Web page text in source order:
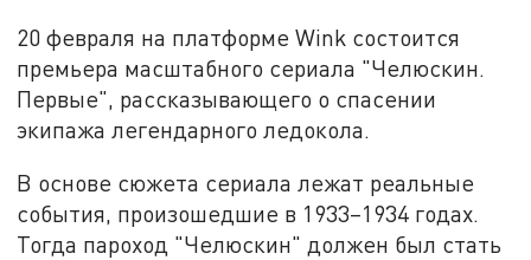
20 февраля на платформе Wink состоится
премьера масштабного сериала "Челюскин.
Первые", рассказывающего о спасении
экипажа легендарного ледокола.
В основе сюжета сериала лежат реальные
события, произошедшие в 1933–1934 годах.
Тогда пароход "Челюскин" должен был стать